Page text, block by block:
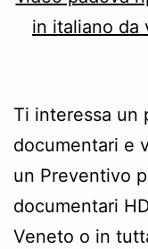
Ti interessa un
documentari e
un Preventivo
documentari
Veneto o in